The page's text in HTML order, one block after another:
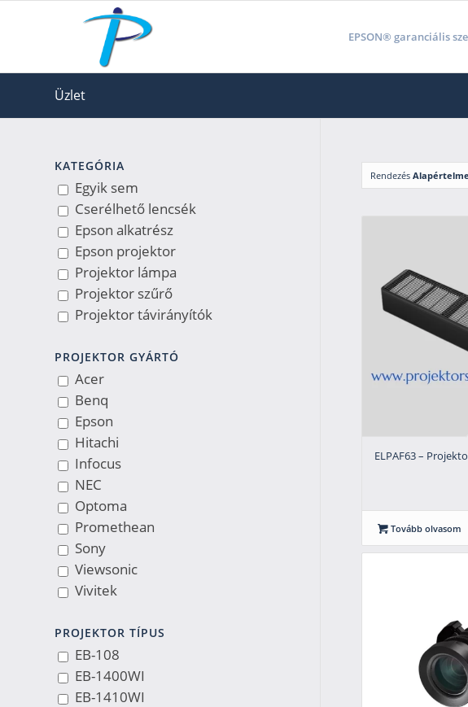
EPSON® garanciális
Üzlet
Rendezés
ELPAF63 –
Tovább olvasom
KATEGÓRIA
Egyik sem
Cserélhető lencsék
Epson alkatrész
Epson projektor
Projektor lámpa
Projektor szűrő
Projektor távirányítók
PROJEKTOR GYÁRTÓ
Acer
Benq
Epson
Hitachi
Infocus
NEC
Optoma
Promethean
Sony
Viewsonic
Vivitek
PROJEKTOR TÍPUS
EB-108
EB-1400WI
EB-1410WI